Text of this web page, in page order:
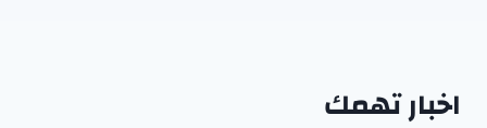
اخبار تهمك